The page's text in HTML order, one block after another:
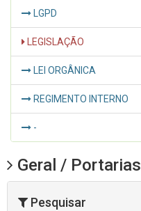
LGPD
LEGISLAÇÃO
LEI ORGÂNICA
REGIMENTO INTERNO
-
Geral / Portarias
Pesquisar